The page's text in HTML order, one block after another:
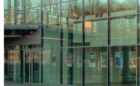
OsnabrückHalle
Hotels
Anreise
mit der